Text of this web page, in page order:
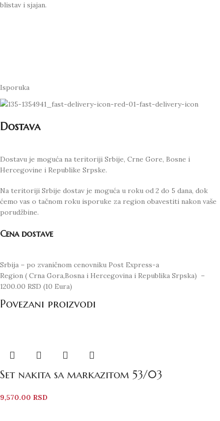
blistav i sjajan.
Isporuka
Dostava
Dostavu je moguća na teritoriji Srbije, Crne Gore, Bosne i
Hercegovine i Republike Srpske.
Na teritoriji Srbije dostav je moguća u roku od 2 do 5 dana, dok
ćemo vas o tačnom roku isporuke za region obavestiti nakon vaše
porudžbine.
Cena dostave
Srbija – po zvaničnom cenovniku Post Express-a
Region ( Crna Gora,Bosna i Hercegovina i Republika Srpska) –
1200.00 RSD (10 Eura)
Povezani proizvodi
Set nakita sa markazitom 53/03
9,570.00 RSD